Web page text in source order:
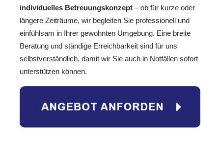
individuelles Betreuungskonzept – ob für kurze oder
längere Zeiträume, wir begleiten Sie professionell und
einfühlsam in Ihrer gewohnten Umgebung. Eine breite
Beratung und ständige Erreichbarkeit sind für uns
selbstverständlich, damit wir Sie auch in Notfällen sofort
unterstützen können.